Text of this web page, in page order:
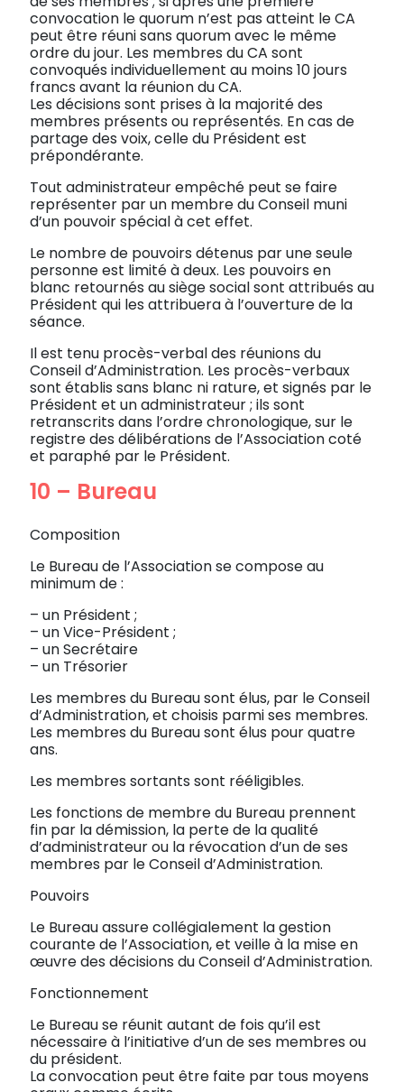
convocation le quorum n’est pas atteint le CA
peut être réuni sans quorum avec le même
ordre du jour. Les membres du CA sont
convoqués individuellement au moins 10 jours
francs avant la réunion du CA.
Les décisions sont prises à la majorité des
membres présents ou représentés. En cas de
partage des voix, celle du Président est
prépondérante.
Tout administrateur empêché peut se faire
représenter par un membre du Conseil muni
d’un pouvoir spécial à cet effet.
Le nombre de pouvoirs détenus par une seule
personne est limité à deux. Les pouvoirs en
blanc retournés au siège social sont attribués au
Président qui les attribuera à l’ouverture de la
séance.
Il est tenu procès-verbal des réunions du
Conseil d’Administration. Les procès-verbaux
sont établis sans blanc ni rature, et signés par le
Président et un administrateur ; ils sont
retranscrits dans l’ordre chronologique, sur le
registre des délibérations de l’Association coté
et paraphé par le Président.
10 – Bureau
Composition
Le Bureau de l’Association se compose au
minimum de :
– un Président ;
– un Vice-Président ;
– un Secrétaire
– un Trésorier
Les membres du Bureau sont élus, par le Conseil
d’Administration, et choisis parmi ses membres.
Les membres du Bureau sont élus pour quatre
ans.
Les membres sortants sont rééligibles.
Les fonctions de membre du Bureau prennent
fin par la démission, la perte de la qualité
d’administrateur ou la révocation d’un de ses
membres par le Conseil d’Administration.
Pouvoirs
Le Bureau assure collégialement la gestion
courante de l’Association, et veille à la mise en
œuvre des décisions du Conseil d’Administration.
Fonctionnement
Le Bureau se réunit autant de fois qu’il est
nécessaire à l’initiative d’un de ses membres ou
du président.
La convocation peut être faite par tous moyens